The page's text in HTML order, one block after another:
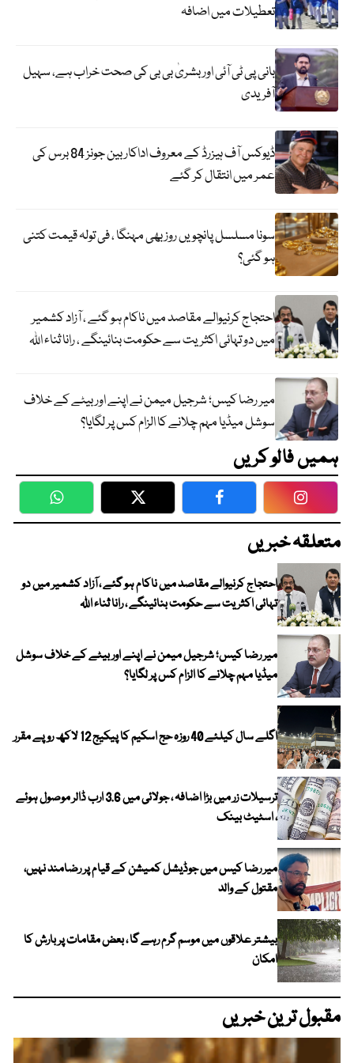
تعطیلات میں اضافہ
بانی پی ٹی آئی اور بشریٰ بی بی کی صحت خراب ہے، سہیل
آفریدی
ڈیوکس آف ہیزرڈ کے معروف اداکار بین جونز 84 برس کی
عمر میں انتقال کر گئے
سونا مسلسل پانچویں روز بھی مہنگا ، فی تولہ قیمت کتنی
ہو گئی؟
احتجاج کرنیوالے مقاصد میں ناکام ہو گئے ، آزاد کشمیر
میں دو تہائی اکثریت سے حکومت بنائینگے ، رانا ثناء اللہ
میر رضا کیس؛ شرجیل میمن نے اپنے اور بیٹے کے خلاف
سوشل میڈیا مہم چلانے کا الزام کس پر لگایا؟
ہمیں فالو کریں
WhatsApp Twitter Facebook
متعلقہ خبریں
احتجاج کرنیوالے مقاصد میں ناکام ہو گئے ، آزاد کشمیر میں دو
تہائی اکثریت سے حکومت بنائینگے ، رانا ثناء اللہ
میر رضا کیس؛ شرجیل میمن نے اپنے اور بیٹے کے خلاف سوشل
میڈیا مہم چلانے کا الزام کس پر لگایا؟
اگلے سال کیلئے 40 روزہ حج اسکیم کا پیکیج 12 لاکھ روپے مقرر
ترسیلات زر میں بڑا اضافہ ، جولائی میں 3.6 ارب ڈالر موصول ہوئے
، اسٹیٹ بینک
میر رضا کیس میں جوڈیشل کمیشن کے قیام پر رضامند نہیں،
مقتول کے والد
بیشتر علاقوں میں موسم گرم رہے گا ، بعض مقامات پر بارش کا
امکان
مقبول ترین خبریں